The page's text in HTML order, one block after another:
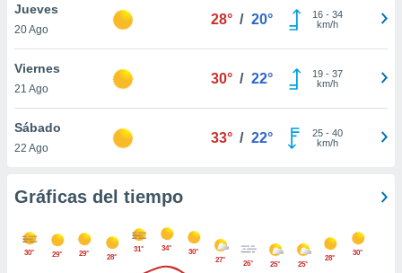
únicos
similares
como
IP
de
traten tus
a lo que
Jueves
20 Ago
28° / 20° 16- 34
km/h
Viernes
21 Ago
30° / 22° 19- 37
km/h
Sábado
22 Ago
33° / 22° 25- 40
km/h
Gráficas del tiempo
30° 29° 29° 28°
31° 34°
30°
27°
26° 25° 25°
28°
30°